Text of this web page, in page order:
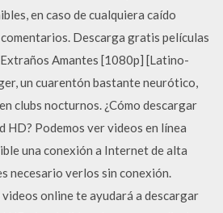
en caso de cualquiera caído
Descarga gratis películas
Amantes [1080p] [Latino-
un cuarentón bastante neurótico,
clubs nocturnos. ¿Cómo descargar
HD? Podemos ver videos en línea
una conexión a Internet de alta
necesario verlos sin conexión.
online te ayudará a descargar